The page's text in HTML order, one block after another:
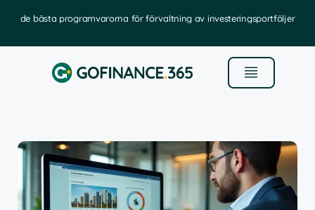
de bästa programvarorna för förvaltning av investeringsportföljer